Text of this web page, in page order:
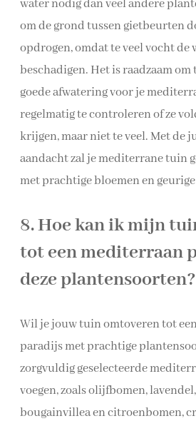
water nodig dan veel andere
om de grond tussen gietbeurten
opdrogen, omdat te veel vocht de
beschadigen. Het is raadzaam
goede afwatering voor je
regelmatig te controleren of ze
krijgen, maar niet te veel. Met de
aandacht zal je mediterrane tuin
met prachtige bloemen en
8. Hoe kan ik mijn
tot een mediterraan
deze plantensoorten?
Wil je jouw tuin omtoveren tot
paradijs met prachtige
zorgvuldig geselecteerde
voegen, zoals olijfbomen,
bougainvillea en citroenbomen,